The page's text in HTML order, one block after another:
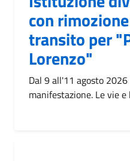
con
transito per
Lorenzo"
Dal 9 all'11 agosto
manifestazione. Le vie